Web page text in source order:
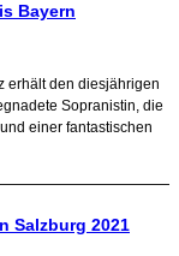
Bayern
erhält den diesjährigen
Sopranistin, die
einer fantastischen
Salzburg 2021